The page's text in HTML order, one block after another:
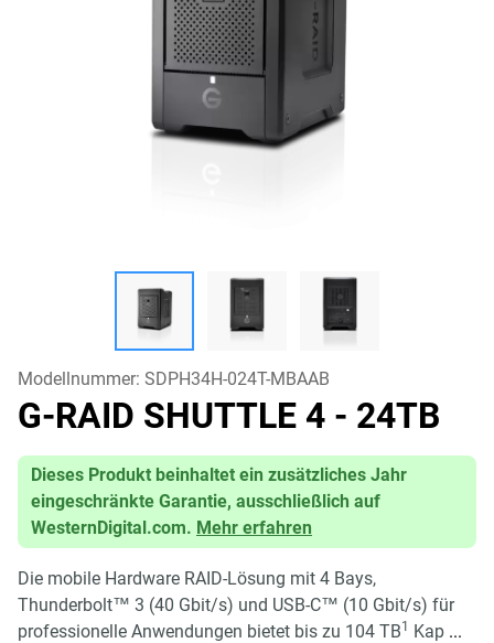
Modellnummer: SDPH34H-024T-MBAAB
G-RAID SHUTTLE 4 - 24TB
Dieses Produkt beinhaltet ein zusätzliches Jahr
eingeschränkte Garantie, ausschließlich auf
WesternDigital.com. Mehr erfahren
Die mobile Hardware RAID-Lösung mit 4 Bays,
Thunderbolt™ 3 (40 Gbit/s) und USB-C™ (10 Gbit/s) für
professionelle Anwendungen bietet bis zu 104 TB1 Kap ...